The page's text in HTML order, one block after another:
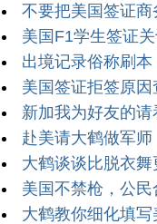
不要把美国签证
美国F1学生签证
出境记录俗称刷
美国签证拒签原
新加我为好友的请
赴美请大鹤做军师
大鹤谈谈比脱衣舞
美国不禁枪，公
大鹤教你细化填